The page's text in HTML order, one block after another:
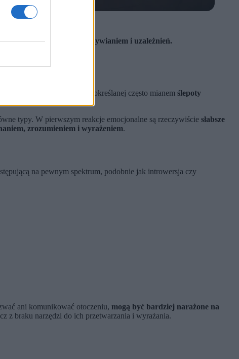
problemów z odżywianiem i uzależnień.
postać , określanej często mianem ślepoty
typy. W pierwszym reakcje emocjonalne są rzeczywiście słabsze
zrozumieniem i wyrażeniem.
na pewnym spektrum, podobnie jak introwersja czy
ani komunikować otoczeniu, mogą być bardziej narażone na
z braku narzędzi do ich przetwarzania i wyrażania.